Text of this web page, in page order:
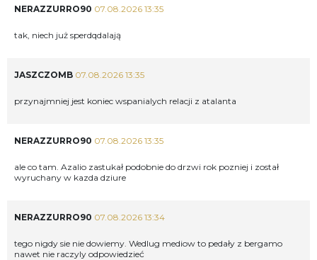
NERAZZURRO90 07.08.2026 13:35
tak, niech już sperdqdalają
JASZCZOMB 07.08.2026 13:35
przynajmniej jest koniec wspanialych relacji z atalanta
NERAZZURRO90 07.08.2026 13:35
ale co tam. Azalio zastukał podobnie do drzwi rok pozniej i został
wyruchany w kazda dziure
NERAZZURRO90 07.08.2026 13:34
tego nigdy sie nie dowiemy. Wedlug mediow to pedały z bergamo
nawet nie raczyly odpowiedzieć